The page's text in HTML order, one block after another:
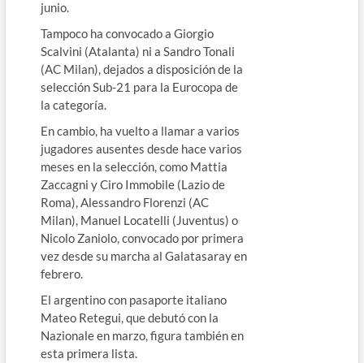
junio.
Tampoco ha convocado a Giorgio
Scalvini (Atalanta) ni a Sandro Tonali
(AC Milan), dejados a disposición de la
selección Sub-21 para la Eurocopa de
la categoría.
En cambio, ha vuelto a llamar a varios
jugadores ausentes desde hace varios
meses en la selección, como Mattia
Zaccagni y Ciro Immobile (Lazio de
Roma), Alessandro Florenzi (AC
Milan), Manuel Locatelli (Juventus) o
Nicolo Zaniolo, convocado por primera
vez desde su marcha al Galatasaray en
febrero.
El argentino con pasaporte italiano
Mateo Retegui, que debutó con la
Nazionale en marzo, figura también en
esta primera lista.